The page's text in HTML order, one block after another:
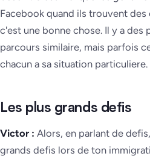
Facebook quand ils trouvent des
c'est une bonne chose. Il y a des
parcours similaire, mais parfois
chacun a sa situation particuliere.
Les plus grands defis
Victor : Alors, en parlant de
grands defis lors de ton